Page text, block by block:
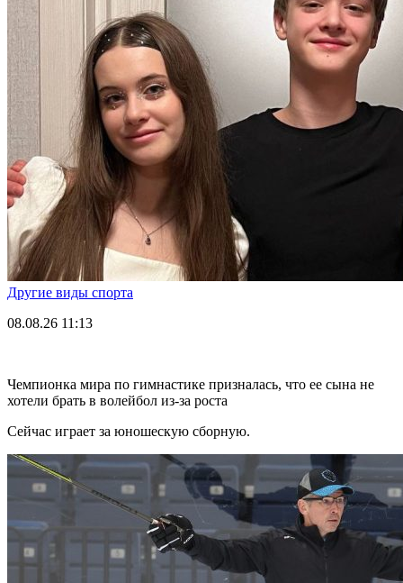
Другие виды спорта
08.08.26 11:13
Чемпионка мира по гимнастике призналась, что ее сына не
хотели брать в волейбол из-за роста
Сейчас играет за юношескую сборную.